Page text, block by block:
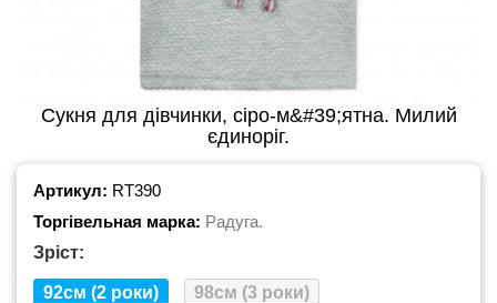
Сукня для дівчинки, сіро-м&#39;ятна. Милий
єдиноріг.
Артикул: RT390
Торгівельная марка: Радуга.
Зріст:
92см (2 роки)
98см (3 роки)